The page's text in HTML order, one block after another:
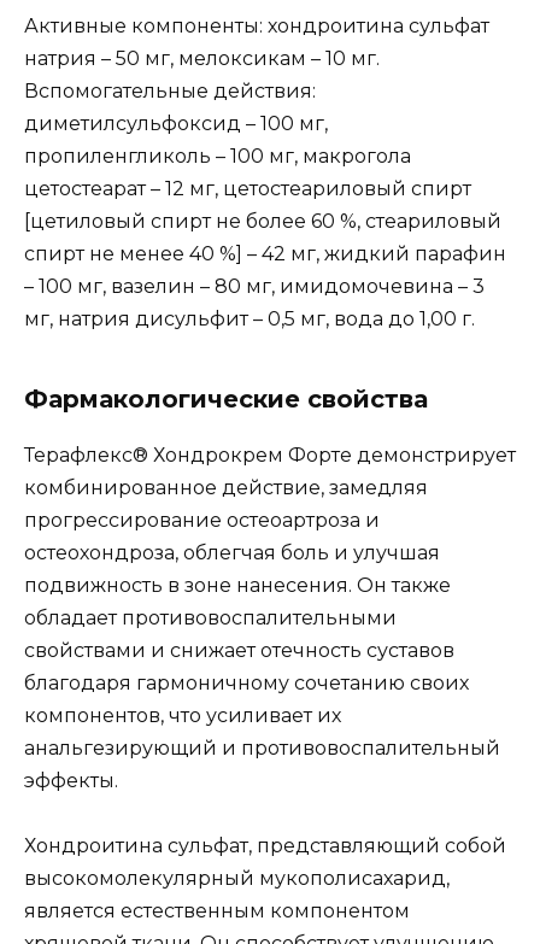
Активные компоненты: хондроитина сульфат
натрия – 50 мг, мелоксикам – 10 мг.
Вспомогательные действия:
диметилсульфоксид – 100 мг,
пропиленгликоль – 100 мг, макрогола
цетостеарат – 12 мг, цетостеариловый спирт
[цетиловый спирт не более 60 %, стеариловый
спирт не менее 40 %] – 42 мг, жидкий парафин
– 100 мг, вазелин – 80 мг, имидомочевина – 3
мг, натрия дисульфит – 0,5 мг, вода до 1,00 г.
Фармакологические свойства
Терафлекс® Хондрокрем Форте демонстрирует
комбинированное действие, замедляя
прогрессирование остеоартроза и
остеохондроза, облегчая боль и улучшая
подвижность в зоне нанесения. Он также
обладает противовоспалительными
свойствами и снижает отечность суставов
благодаря гармоничному сочетанию своих
компонентов, что усиливает их
анальгезирующий и противовоспалительный
эффекты.
Хондроитина сульфат, представляющий собой
высокомолекулярный мукополисахарид,
является естественным компонентом